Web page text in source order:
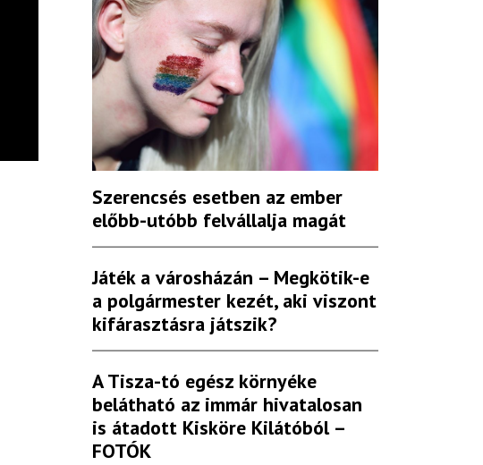
Szerencsés esetben az ember
előbb-utóbb felvállalja magát
Játék a városházán – Megkötik-e
a polgármester kezét, aki viszont
kifárasztásra játszik?
A Tisza-tó egész környéke
belátható az immár hivatalosan
is átadott Kisköre Kilátóból –
FOTÓK